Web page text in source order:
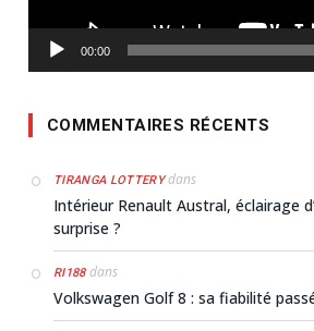
00:00
COMMENTAIRES RÉCENTS
TIRANGA LOTTERYdans
Intérieur Renault Austral, éclairage
surprise ?
RI188dans
Volkswagen Golf 8 : sa fiabilité